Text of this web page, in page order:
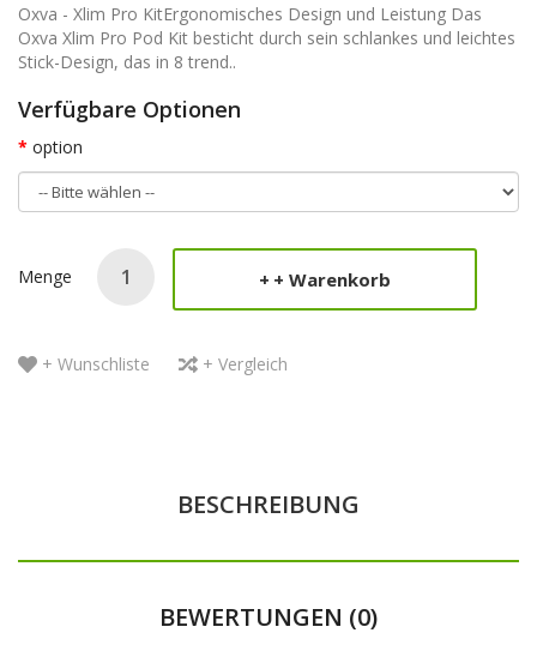
Oxva - Xlim Pro KitErgonomisches Design und Leistung Das
Oxva Xlim Pro Pod Kit besticht durch sein schlankes und leichtes
Stick-Design, das in 8 trend..
Verfügbare Optionen
option
Menge + Warenkorb
+ Wunschliste + Vergleich
BESCHREIBUNG
BEWERTUNGEN (0)